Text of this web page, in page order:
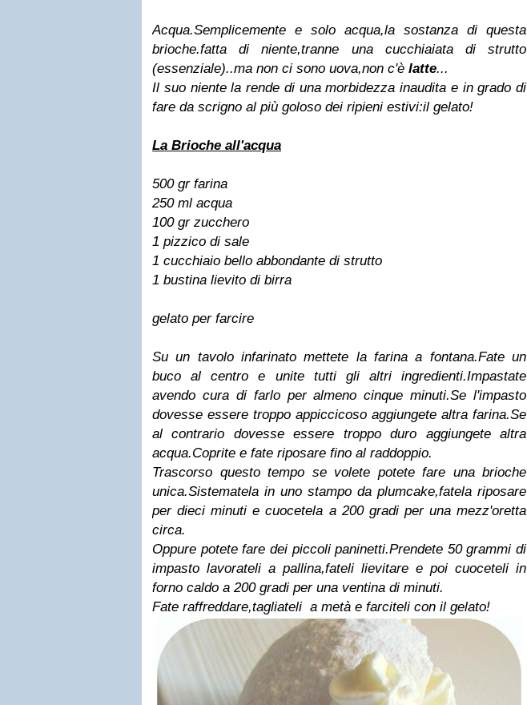
Acqua.Semplicemente e solo acqua,la sostanza di questa
brioche.fatta di niente,tranne una cucchiaiata di strutto
(essenziale)..ma non ci sono uova,non c'è latte...
Il suo niente la rende di una morbidezza inaudita e in grado di
fare da scrigno al più goloso dei ripieni estivi:il gelato!
La Brioche all'acqua
500 gr farina
250 ml acqua
100 gr zucchero
1 pizzico di sale
1 cucchiaio bello abbondante di strutto
1 bustina lievito di birra
gelato per farcire
Su un tavolo infarinato mettete la farina a fontana.Fate un
buco al centro e unite tutti gli altri ingredienti.Impastate
avendo cura di farlo per almeno cinque minuti.Se l'impasto
dovesse essere troppo appiccicoso aggiungete altra farina.Se
al contrario dovesse essere troppo duro aggiungete altra
acqua.Coprite e fate riposare fino al raddoppio.
Trascorso questo tempo se volete potete fare una brioche
unica.Sistematela in uno stampo da plumcake,fatela riposare
per dieci minuti e cuocetela a 200 gradi per una mezz'oretta
circa.
Oppure potete fare dei piccoli paninetti.Prendete 50 grammi di
impasto lavorateli a pallina,fateli lievitare e poi cuoceteli in
forno caldo a 200 gradi per una ventina di minuti.
Fate raffreddare,tagliateli a metà e farciteli con il gelato!